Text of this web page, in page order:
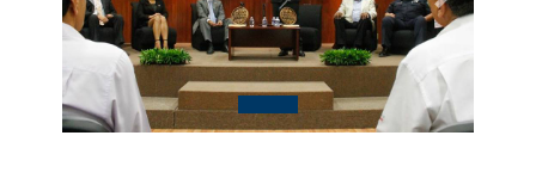
Previous Next